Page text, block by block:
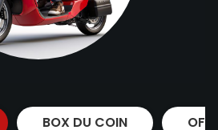
BOX DU COIN